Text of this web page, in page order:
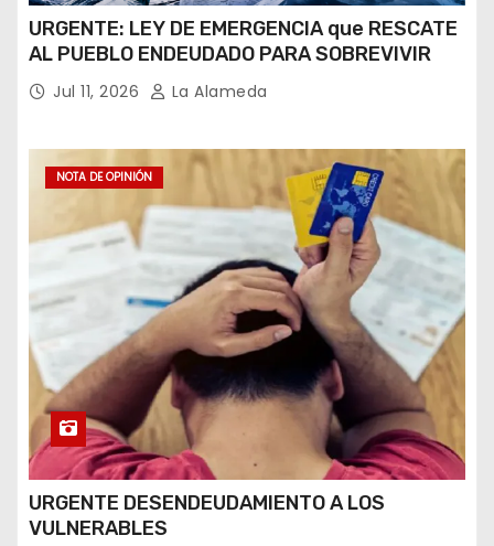
URGENTE: LEY DE EMERGENCIA que RESCATE
AL PUEBLO ENDEUDADO PARA SOBREVIVIR
Jul 11, 2026 La Alameda
NOTA DE OPINIÓN
URGENTE DESENDEUDAMIENTO A LOS
VULNERABLES